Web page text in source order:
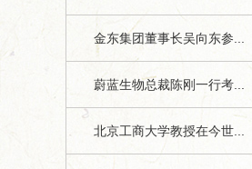
金东集团董事长吴向东参...
蔚蓝生物总裁陈刚一行考...
北京工商大学教授在今世...